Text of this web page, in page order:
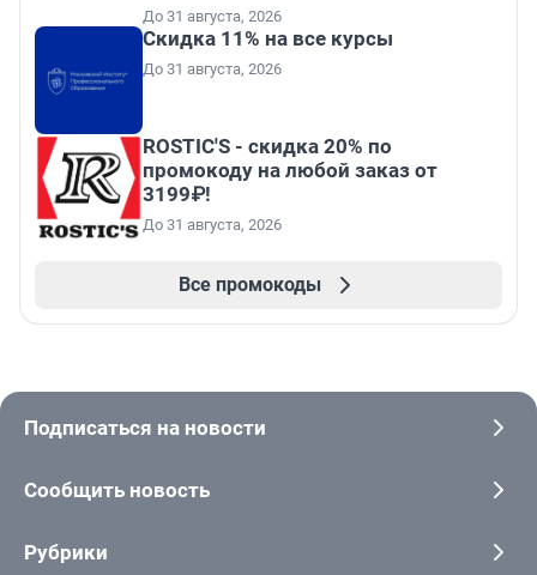
До 31 августа, 2026
Скидка 11% на все курсы
До 31 августа, 2026
ROSTIC'S - скидка 20% по
промокоду на любой заказ от
3199₽!
До 31 августа, 2026
Все промокоды
Подписаться на новости
Сообщить новость
Рубрики